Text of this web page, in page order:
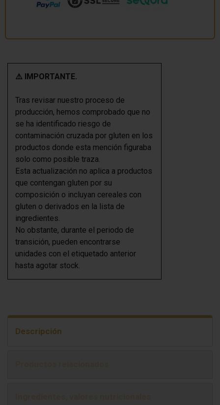
⚠️ IMPORTANTE.
Tras revisar nuestro proceso de
producción, hemos comprobado que no
se ha identificado riesgo de
contaminación cruzada por gluten en los
productos donde esta mención figuraba
solo como posible traza.
Esta actualización no aplica a productos
que contengan gluten por su
composición o incluyan cereales con
gluten o derivados en la lista de
ingredientes.
No obstante, durante el periodo de
transición, pueden encontrarse
unidades con el etiquetado anterior
hasta agotar stock.
Descripción